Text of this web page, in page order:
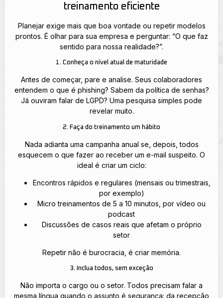
treinamento eficiente
Planejar exige mais que boa vontade ou repetir modelos
prontos. É olhar para sua empresa e perguntar: “O que faz
sentido para nossa realidade?”.
1. Conheça o nível atual de maturidade
Antes de começar, pare e analise. Seus colaboradores
entendem o que é phishing? Sabem da política de senhas?
Já ouviram falar de LGPD? Uma pesquisa simples pode
revelar muito.
2. Faça do treinamento um hábito
Nada adianta uma campanha anual se, depois, todos
esquecem o que fazer ao receber um e-mail suspeito. O
ideal é criar um ciclo:
Encontros rápidos e regulares (mensais ou trimestrais,
por exemplo)
Micro treinamentos de 5 a 10 minutos, por vídeo ou
podcast
Discussões de casos reais que afetam o próprio
setor
Repetir não é burocracia, é criar memória.
3. Inclua todos, sem exceção
Não importa o cargo ou o setor. Todos precisam falar a
mesma língua quando o assunto é segurança: da recepção